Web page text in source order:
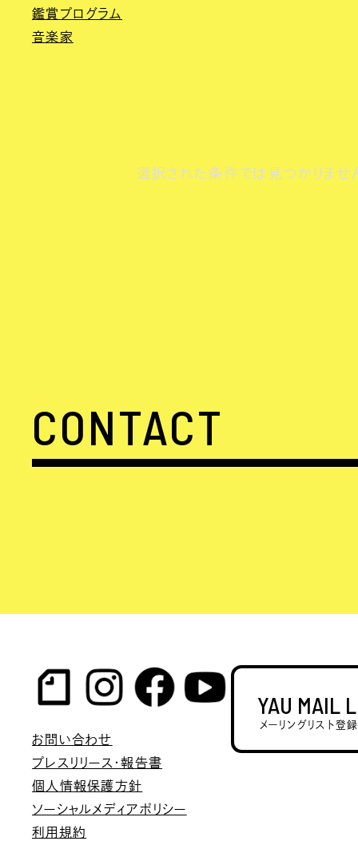
鑑賞プログラム
音楽家
選択された条件では見つかりませ
CONTACT
YAU MAIL
メーリングリスト登
お問い合わせ
プレスリリース・報告書
個人情報保護方針
ソーシャルメディアポリシー
利用規約